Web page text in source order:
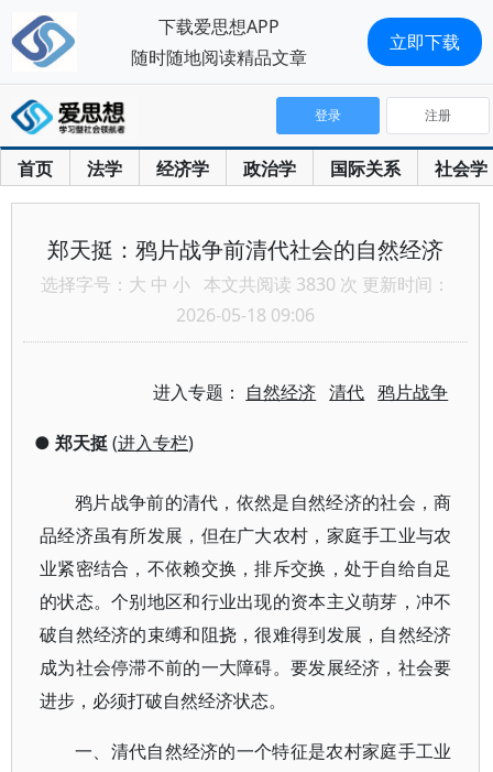
首页 法学 经济学 政治学 国际关系 社会学
登录 注册
郑天挺：鸦片战争前清代社会的自然经济
选择字号： 大 中 小 本文共阅读 3830 次 更新时间：
2026-05-18 09:06
进入专题： 自然经济 清代 鸦片战争
● 郑天挺(进入专栏)
鸦片战争前的清代，依然是自然经济的社会，商
品经济虽有所发展，但在广大农村，家庭手工业与农
业紧密结合，不依赖交换，排斥交换，处于自给自足
的状态。个别地区和行业出现的资本主义萌芽，冲不
破自然经济的束缚和阻挠，很难得到发展，自然经济
成为社会停滞不前的一大障碍。要发展经济，社会要
进步，必须打破自然经济状态。
一、清代自然经济的一个特征是农村家庭手工业
下载爱思想APP
随时随地阅读精品文章
立即下载